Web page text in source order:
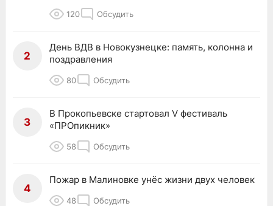
120 Обсудить
2
День ВДВ в Новокузнецке: память, колонна и
поздравления
80 Обсудить
3
В Прокопьевске стартовал V фестиваль
«ПРОпикник»
58 Обсудить
4
Пожар в Малиновке унёс жизни двух человек
48 Обсудить